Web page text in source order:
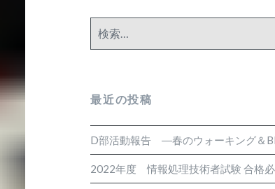
索:
最近の投稿
D部活動報告 ―春のウォーキング＆
2022年度 情報処理技術者試験 合格